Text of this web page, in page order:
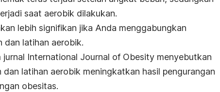
saat aerobik dilakukan.
lebih signifikan jika Anda menggabungkan
dan latihan aerobik.
jurnal International Journal of Obesity menyebutkan
latihan aerobik meningkatkan hasil pengurangan
obesitas.